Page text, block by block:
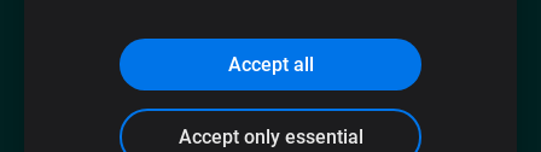
©2021, SIA A.M.L.
Accept all
Accept only essential